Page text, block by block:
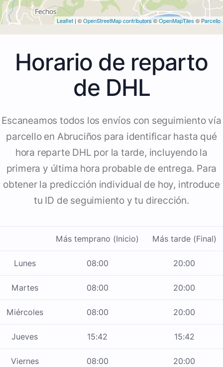
Leaflet | ©OpenStreetMap contributors©OpenMapTiles © Parcello
Horario de reparto
de DHL
Escaneamos todos los envíos con seguimiento vía
parcello en Abruciños para identificar hasta qué
hora reparte DHL por la tarde, incluyendo la
primera y última hora probable de entrega. Para
obtener la predicción individual de hoy, introduce
tu ID de seguimiento y tu dirección.
Más temprano (Inicio) Más tarde (Final)
Lunes 08:00 20:00
Martes 08:00 20:00
Miércoles 08:00 20:00
Jueves 15:42 15:42
Viernes 08:00 20:00